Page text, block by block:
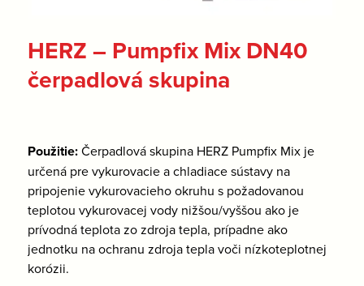
HERZ – Pumpfix Mix DN40
čerpadlová skupina
Použitie:Čerpadlová skupina HERZ Pumpfix Mix je
určená pre vykurovacie a chladiace sústavy na
pripojenie vykurovacieho okruhu s požadovanou
teplotou vykurovacej vody nižšou/vyššou ako je
prívodná teplota zo zdroja tepla, prípadne ako
jednotku na ochranu zdroja tepla voči nízkoteplotnej
korózii.